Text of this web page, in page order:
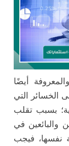
أيضًا
الخسائر التي
بسبب تقلب
والبائعين في
نفسها، فيجب